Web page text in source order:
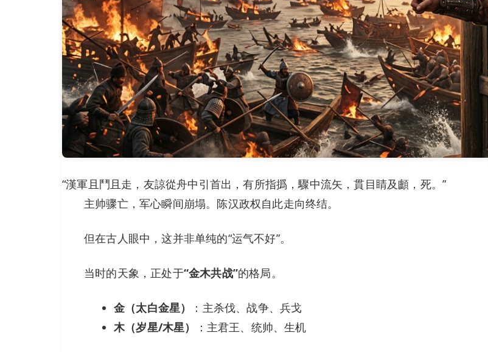
“漢軍且鬥且走，友諒從舟中引首出，有所指撝，驟中流矢，貫目睛及顱，死。”
主帅骤亡，军心瞬间崩塌。陈汉政权自此走向终结。
但在古人眼中，这并非单纯的“运气不好”。
当时的天象，正处于“金木共战”的格局。
金（太白金星）
：主杀伐、战争、兵戈
木（岁星/木星）
：主君王、统帅、生机